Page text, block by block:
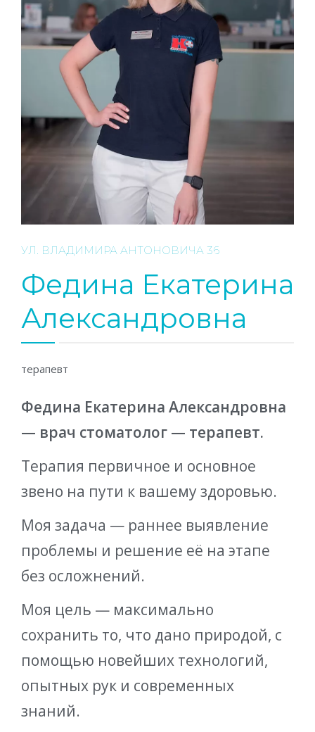
RU
УЛ. ВЛАДИМИРА АНТОНОВИЧА 36
Федина Екатерина
Александровна
терапевт
Федина Екатерина Александровна
— врач стоматолог — терапевт.
Терапия первичное и основное
звено на пути к вашему здоровью.
Моя задача — раннее выявление
проблемы и решение её на этапе
без осложнений.
Моя цель — максимально
сохранить то, что дано природой, с
помощью новейших технологий,
опытных рук и современных
знаний.